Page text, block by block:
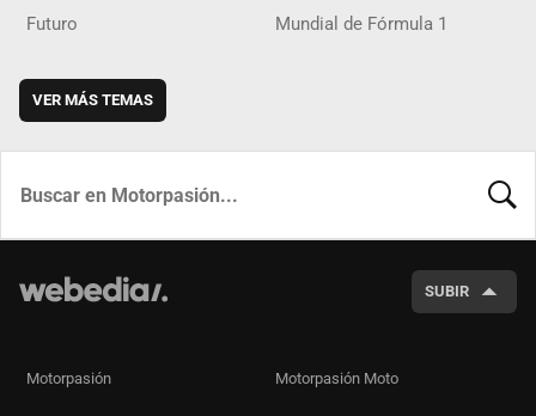
Futuro Mundial de Fórmula 1
VER MÁS TEMAS
SUBIR
Motorpasión Motorpasión Moto